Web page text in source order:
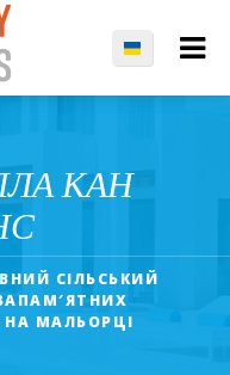
КАН
СІЛЬСЬКИЙ
НА МАЛЬОРЦІ